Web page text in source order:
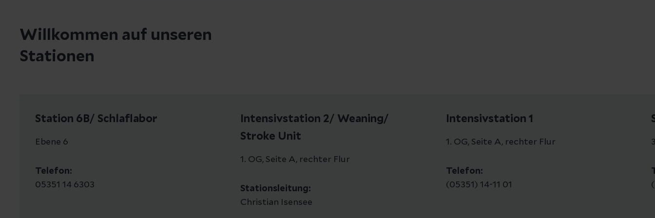
Blutgasanalyse
Willkommen auf unseren
Stationen
Station 6B/ Schlaflabor
Ebene 6
Telefon:
05351 14 6303
Intensivstation 2/ Weaning/
Stroke Unit
1. OG, Seite A, rechter Flur
Stationsleitung:
Christian Isensee
Intensivstation 1
1. OG, Seite A, rechter Flur
Telefon:
(05351) 14-11 01